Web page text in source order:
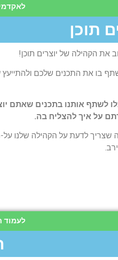
תוכן​​
את הקהילה של יוצרים תוכן!
בו את התכנים שלכם ולהתייעץ
לשתף אותנו בתכנים שאתם
על איך להצליח בה.
שצריך לדעת על הקהילה שלנו
לעמוד